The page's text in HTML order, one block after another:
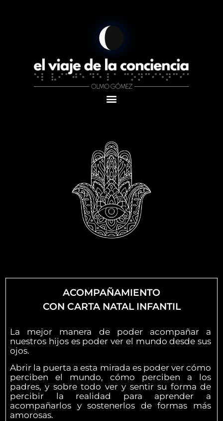
ACOMPAÑAMIENTO
CON CARTA NATAL INFANTIL
La mejor manera de poder acompañar a
nuestros hijos es poder ver el mundo desde sus
ojos.
Abrir la puerta a esta mirada es poder ver cómo
perciben el mundo, cómo perciben a los
padres, y sobre todo ver y sentir su forma de
percibir la realidad para aprender a
acompañarlos y sostenerlos de formas más
amorosas.